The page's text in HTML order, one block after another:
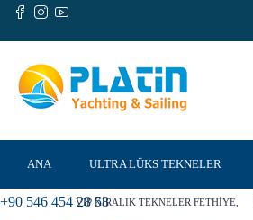
ANA ULTRA LÜKS TEKNELER
VIP KIRALIK TEKNELER FETHIYE,
+90 546 454 28 58